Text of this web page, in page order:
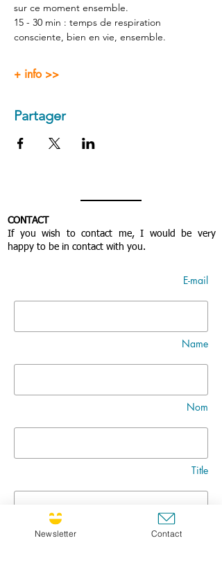
sur ce moment ensemble.
15 - 30 min : temps de respiration
consciente, bien en vie, ensemble.
+ info >>
Partager
CONTACT
If you wish to contact me, I would be very
happy to be in contact with you.
E-mail
Name
Nom
Title
Message
Newsletter Contact